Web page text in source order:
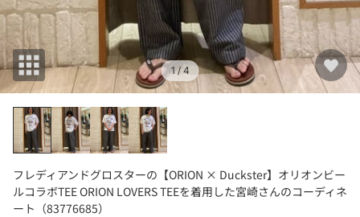
1/ 4
フレディアンドグロスターの【ORION × Duckster】オリオンビー
ルコラボTEE ORION LOVERS TEEを着用した宮崎さんのコーディネ
ート（83776685）